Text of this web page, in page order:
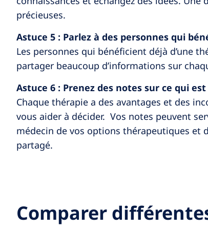
précieuses.
Astuce 5 : Parlez à des personnes qui
Les personnes qui bénéficient déjà d’une
partager beaucoup d’informations sur
Astuce 6 : Prenez des notes sur ce qui
Chaque thérapie a des avantages et des
vous aider à décider. Vos notes peuvent
médecin de vos options thérapeutiques et
partagé.
Comparer